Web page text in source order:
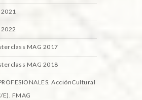
MAG 2017
MAG 2018
AcciónCultural
E). FMAG